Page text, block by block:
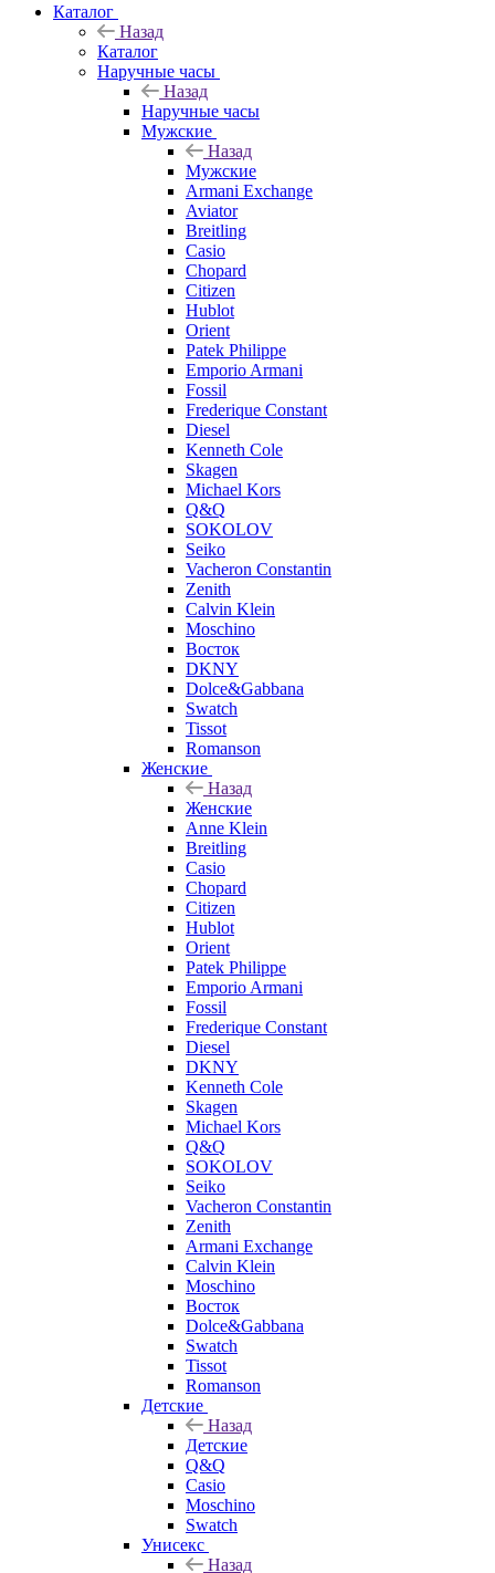
Каталог
Назад
Каталог
Наручные часы
Назад
Наручные часы
Мужские
Назад
Мужские
Armani Exchange
Aviator
Breitling
Casio
Chopard
Citizen
Hublot
Orient
Patek Philippe
Emporio Armani
Fossil
Frederique Constant
Diesel
Kenneth Cole
Skagen
Michael Kors
Q&Q
SOKOLOV
Seiko
Vacheron Constantin
Zenith
Calvin Klein
Moschino
Восток
DKNY
Dolce&Gabbana
Swatch
Tissot
Romanson
Женские
Назад
Женские
Anne Klein
Breitling
Casio
Chopard
Citizen
Hublot
Orient
Patek Philippe
Emporio Armani
Fossil
Frederique Constant
Diesel
DKNY
Kenneth Cole
Skagen
Michael Kors
Q&Q
SOKOLOV
Seiko
Vacheron Constantin
Zenith
Armani Exchange
Calvin Klein
Moschino
Восток
Dolce&Gabbana
Swatch
Tissot
Romanson
Детские
Назад
Детские
Q&Q
Casio
Moschino
Swatch
Унисекс
Назад